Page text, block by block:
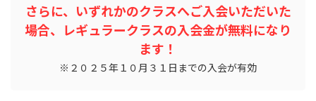
さらに、いずれかのクラスへご入会いただいた
場合、レギュラークラスの入会金が無料になり
ます！
※２０２５年１０月３１日までの入会が有効